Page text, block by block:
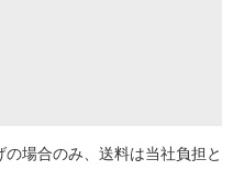
場合のみ、送料は当社負担と